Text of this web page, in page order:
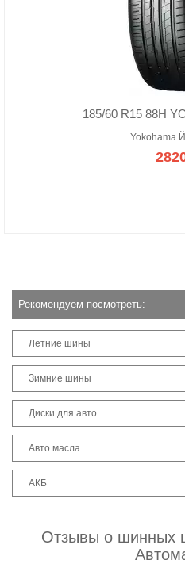
185/60 R15 88H
Yokohama
Рекомендуем посмотреть:
Летние шины
Зимние шины
Диски для авто
Авто масла
АКБ
Отзывы о шинных